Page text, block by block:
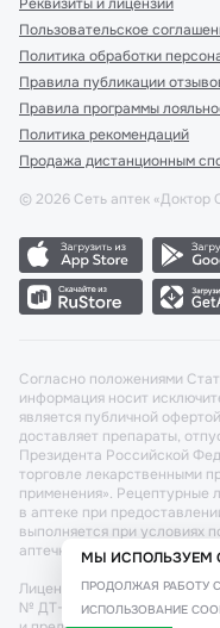
Пользовательское
Политика обработки
Правила публикации
Правила программы
Политика рекомендаций
Продажа дистанционным
© 2026 Сеть аптек
Согласно положениями
информация носит
является публичной
доставляет препараты,
Президента Российской
торговле лекарственными
применения». Рецептурные
в аптеке при
выполняется при условиях
аптечном пункте.
Лицензия №: ЛО-77-02-
№ ДТ-77-000421 от
МЫ ИСПОЛЬЗУЕМ
ПРОДОЛЖАЯ РАБОТУ
ИСПОЛЬЗОВАНИЕ